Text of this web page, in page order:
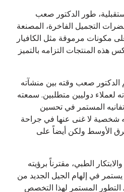
طور الدكتور صعب
التجميل الفاخرة، المصنعة
مكونات مرموقة مثل الكافيار
هذه المنتجات التزامه بالتميز
صعب وقته بين منشآته
لعملاء دوليين متطلبين. سمعته
المستمر في تحسين
شخصية لا غنى عنها في جراحة
الأوسط ولكن أيضاً على
الطبي، مقترناً برؤيته
يستمر في إلهام الجيل الجديد من
المستمر لهذا التخصص